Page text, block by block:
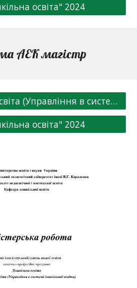
освіта" 2024
АЕК магістр
ОП "Дошкільна освіта (Управління в системі дошкільної освіти) 2024
освіта" 2024